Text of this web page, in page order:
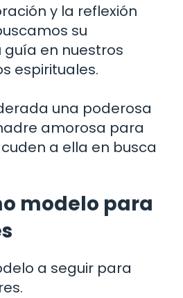
y la reflexión
su
guía en nuestros
espirituales.
una poderosa
amorosa para
a ella en busca
modelo para
a seguir para